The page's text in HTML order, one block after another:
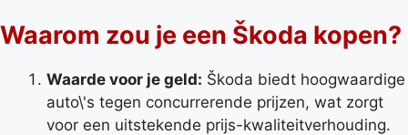
Waarom zou je een Škoda kopen?
Waarde voor je geld: Škoda biedt hoogwaardige
auto\'s tegen concurrerende prijzen, wat zorgt
voor een uitstekende prijs-kwaliteitverhouding.